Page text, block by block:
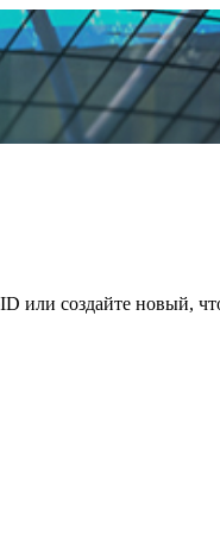
или создайте новый,